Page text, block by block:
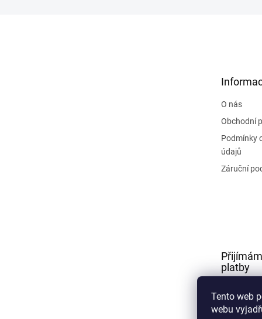
Tento web
webu
O nás
Obchodní
Podmínky
údajů
Záruční
platby